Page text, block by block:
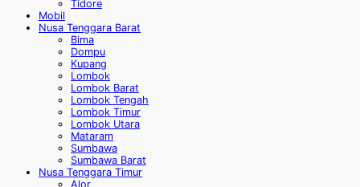
Tidore
Mobil
Nusa Tenggara Barat
Bima
Dompu
Kupang
Lombok
Lombok Barat
Lombok Tengah
Lombok Timur
Lombok Utara
Mataram
Sumbawa
Sumbawa Barat
Nusa Tenggara Timur
Alor